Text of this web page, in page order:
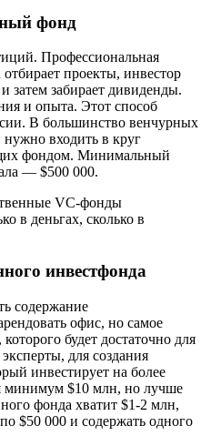
фонд
Профессиональная
проекты, инвестор
затем забирает дивиденды.
и опыта. Этот способ
В большинство венчурных
входить в круг
фондом. Минимальный
— $500 000.
VC-фонды
в деньгах, сколько в
инвестфонда
содержание
офис, но самое
будет достаточно для
для создания
инвестирует на более
минимум $10 млн, но лучше
фонда хватит $1-2 млн,
$50 000 и содержать одного